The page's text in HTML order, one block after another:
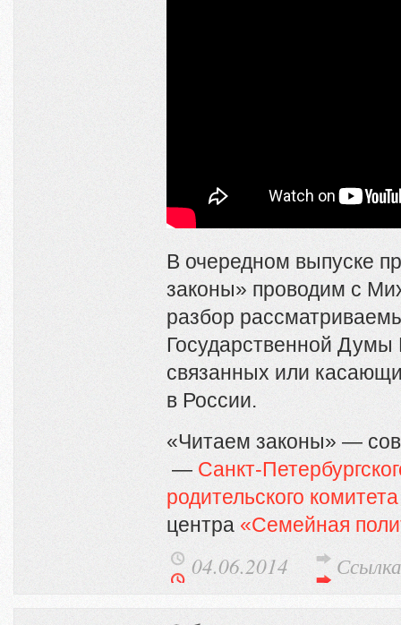
В очередном выпуске
законы» проводим с
разбор
Государственной Думы
связанных или
в России.
«Читаем законы» —
— Санкт-
родительского комитета
центра «Семейная
04.06.2014 Ссылка